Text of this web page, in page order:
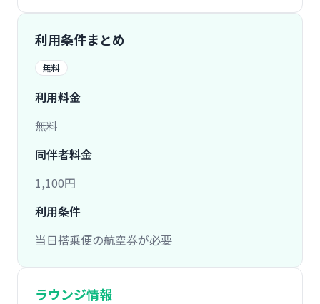
利用条件まとめ
無料
利用料金
無料
同伴者料金
1,100円
利用条件
当日搭乗便の航空券が必要
ラウンジ情報